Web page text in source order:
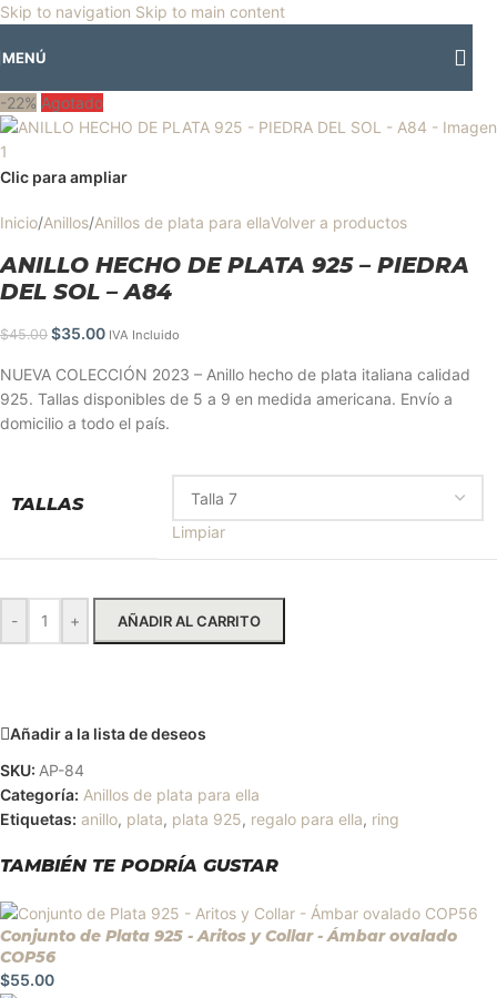
Skip to navigation Skip to main content
🎡Horario especial por vacaciones agostinas
MENÚ
-22% Agotado
Clic para ampliar
Inicio/Anillos/Anillos de plata para ellaVolver a productos
ANILLO HECHO DE PLATA 925 – PIEDRA
DEL SOL – A84
$45.00 $35.00 IVA Incluido
NUEVA COLECCIÓN 2023 – Anillo hecho de plata italiana calidad
925. Tallas disponibles de 5 a 9 en medida americana. Envío a
domicilio a todo el país.
TALLAS
Limpiar
- + AÑADIR AL CARRITO
Añadir a la lista de deseos
SKU: AP-84
Categoría: Anillos de plata para ella
Etiquetas: anillo, plata, plata 925, regalo para ella, ring
TAMBIÉN TE PODRÍA GUSTAR
Conjunto de Plata 925 - Aritos y Collar - Ámbar ovalado
COP56
$55.00